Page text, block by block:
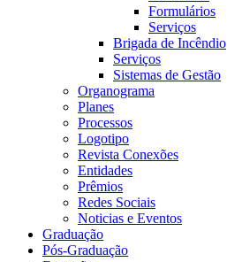
Formulários
Serviços
Brigada de Incêndio
Serviços
Sistemas de Gestão
Organograma
Planes
Processos
Logotipo
Revista Conexões
Entidades
Prêmios
Redes Sociais
Noticias e Eventos
Graduação
Pós-Graduação